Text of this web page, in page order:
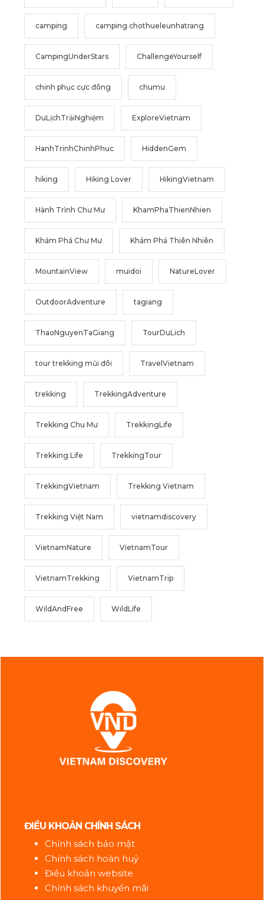
camping camping chothueleunhatrang
CampingUnderStars ChallengeYourself
chinh phục cực đông chumu
DuLịchTrảiNghiệm ExploreVietnam
HanhTrinhChinhPhuc HiddenGem
hiking Hiking Lover HikingVietnam
Hành Trình Chư Mư KhamPhaThienNhien
Khám Phá Chư Mư Khám Phá Thiên Nhiên
MountainView muidoi NatureLover
OutdoorAdventure tagiang
ThaoNguyenTaGiang TourDuLich
tour trekking mũi đôi TravelVietnam
trekking TrekkingAdventure
Trekking Chu Mư TrekkingLife
Trekking Life TrekkingTour
TrekkingVietnam Trekking Vietnam
Trekking Việt Nam vietnamdiscovery
VietnamNature VietnamTour
VietnamTrekking VietnamTrip
WildAndFree WildLife
ĐIỀU KHOẢN CHÍNH SÁCH
Chính sách bảo mật
Chính sách hoàn huỷ
Điều khoản website
Chính sách khuyến mãi